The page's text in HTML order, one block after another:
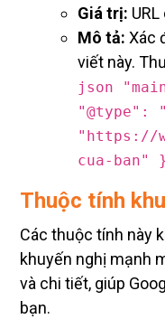
Giá trị:
Mô tả: Xác
viết này.
json
"@type":
"https://
cua-ban" }
Thuộc tính
Các thuộc tính này
khuyến nghị mạnh
và chi tiết, giúp
bạn.